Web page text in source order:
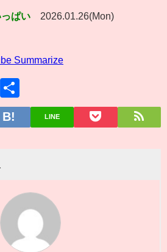
ぱい
2026.01.26(Mon)
Summarize
X
有
LINE